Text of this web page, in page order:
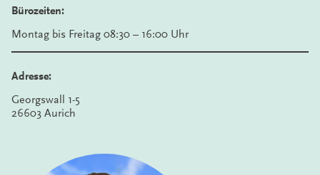
Bürozeiten:
Montag bis Freitag 08:30 – 16:00 Uhr
Adresse:
Georgswall 1-5
26603 Aurich